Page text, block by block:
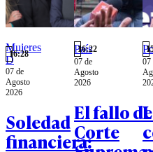
Mujeres
D16:28
07 de
Agosto
2026
Soledad
financiera:
País
16:22
07 de
Agosto
2026
El fallo
Corte
07